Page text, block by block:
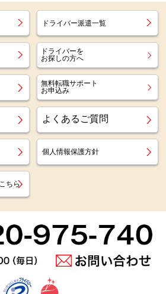
ドライバー派遣一覧
ドライバーを
お探しの方へ
無料転職サポート
お申込み
よくあるご質問
個人情報保護方針
ちら